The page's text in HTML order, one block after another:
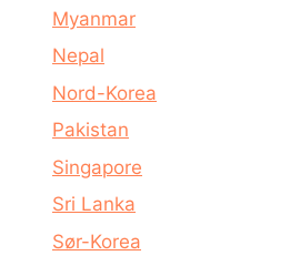
Myanmar
Nepal
Nord-Korea
Pakistan
Singapore
Sri Lanka
Sør-Korea